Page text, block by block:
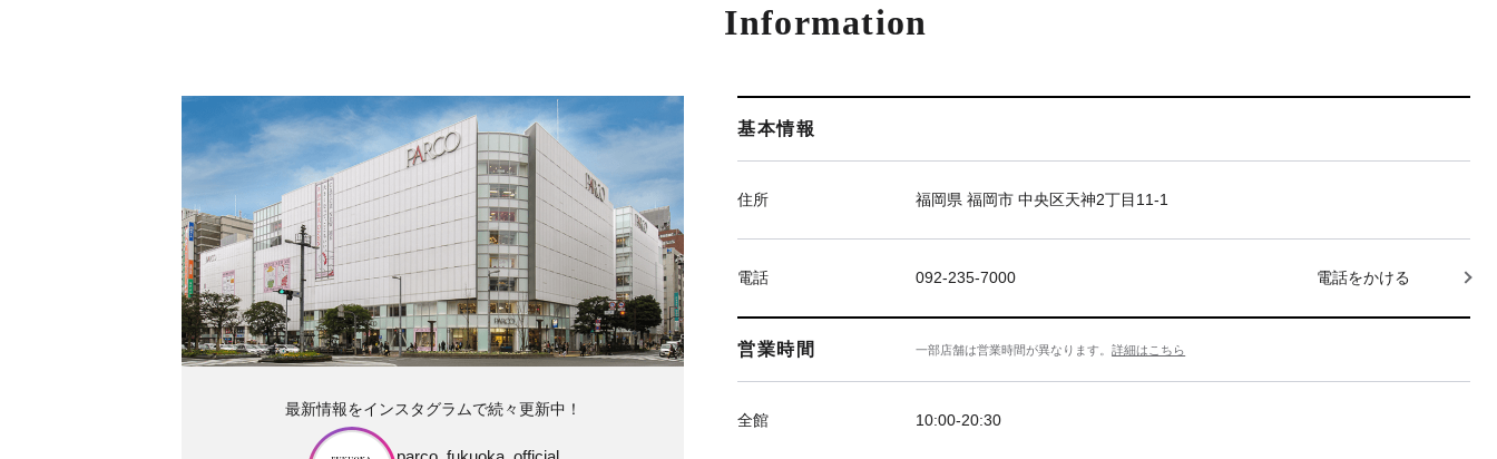
Information
基本情報
住所 福岡県 福岡市 中央区天神2丁目11-1
電話 092-235-7000 電話をかける
営業時間 一部店舗は営業時間が異なります。詳細はこちら
全館 10:00-20:30
最新情報をインスタグラムで続々更新中！